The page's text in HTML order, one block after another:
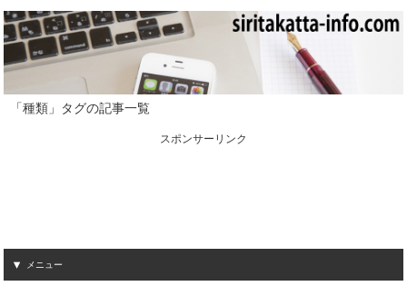
「種類」タグの記事一覧
スポンサーリンク
メニュー